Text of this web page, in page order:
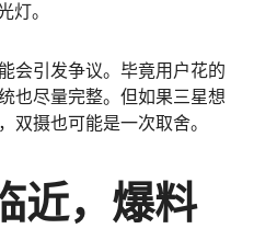
灯。
会引发争议。毕竟用户花的
也尽量完整。但如果三星想
双摄也可能是一次取舍。
近，爆料